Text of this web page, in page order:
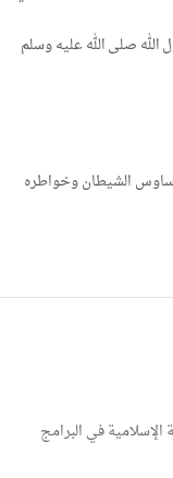
صلى الله عليه وسلم
الشيطان وخواطره
الإسلامية في البرامج